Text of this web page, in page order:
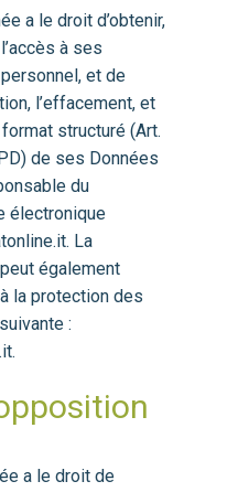
a le droit d’obtenir,
à ses
et de
l’effacement, et
structuré (Art.
de ses Données
du
électronique
La
également
la protection des
:
a le droit de